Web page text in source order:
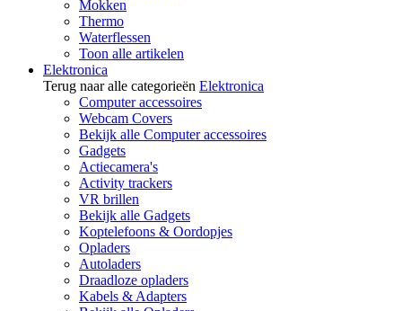
Mokken
Thermo
Waterflessen
Toon alle artikelen
Elektronica
Terug naar alle categorieën Elektronica
Computer accessoires
Webcam Covers
Bekijk alle Computer accessoires
Gadgets
Actiecamera's
Activity trackers
VR brillen
Bekijk alle Gadgets
Koptelefoons & Oordopjes
Opladers
Autoladers
Draadloze opladers
Kabels & Adapters